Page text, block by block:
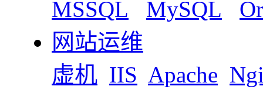
MSSQL
MySQL
网站运维
虚机 IIS Apache